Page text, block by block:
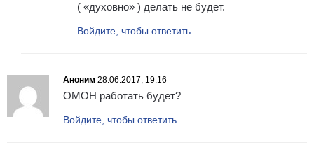
( «духовно» ) делать не будет.
Войдите, чтобы ответить
Аноним 28.06.2017, 19:16
ОМОН работать будет?
Войдите, чтобы ответить